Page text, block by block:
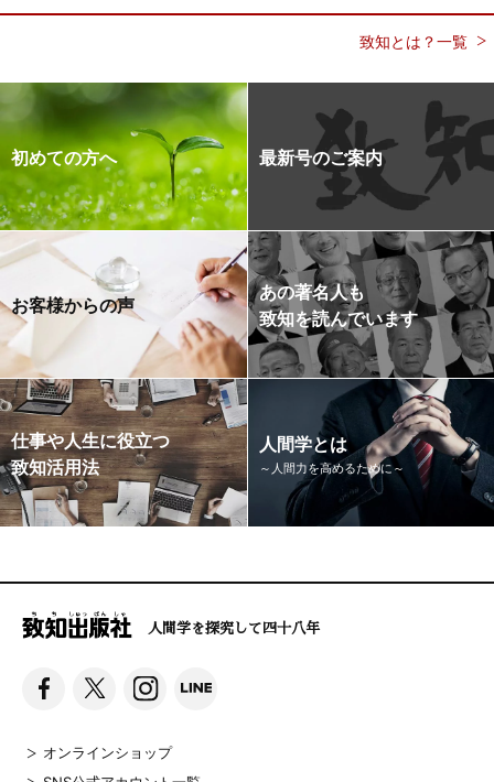
致知とは？一覧
初めての方へ 最新号のご案内
お客様からの声
あの著名人も
致知を読んでいます
仕事や人生に役立つ
致知活用法
人間学とは
～人間力を高めるために～
人間学を探究して四十八年
オンラインショップ